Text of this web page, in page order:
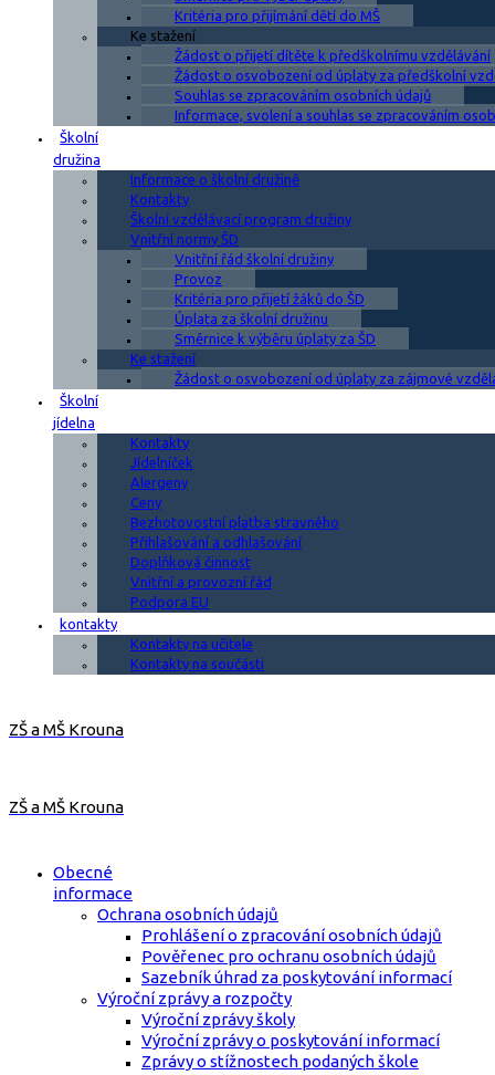
Kritéria pro přijímání dětí do MŠ
Ke stažení
Žádost o přijetí dítěte k předškolnímu vzdělávání
Žádost o osvobození od úplaty za předškolní
Souhlas se zpracováním osobních údajů
Informace, svolení a souhlas se zpracováním
Školní
družina
Informace o školní družině
Kontakty
Školní vzdělávací program družiny
Vnitřní normy ŠD
Vnitřní řád školní družiny
Provoz
Kritéria pro přijetí žáků do ŠD
Úplata za školní družinu
Směrnice k výběru úplaty za ŠD
Ke stažení
Žádost o osvobození od úplaty za zájmové
Školní
jídelna
Kontakty
Jídelníček
Alergeny
Ceny
Bezhotovostní platba stravného
Přihlašování a odhlašování
Doplňková činnost
Vnitřní a provozní řád
Podpora EU
kontakty
Kontakty na učitele
Kontakty na součásti
ZŠ a MŠ Krouna
ZŠ a MŠ Krouna
Obecné
informace
Ochrana osobních údajů
Prohlášení o zpracování osobních údajů
Pověřenec pro ochranu osobních údajů
Sazebník úhrad za poskytování informací
Výroční zprávy a rozpočty
Výroční zprávy školy
Výroční zprávy o poskytování informací
Zprávy o stížnostech podaných škole